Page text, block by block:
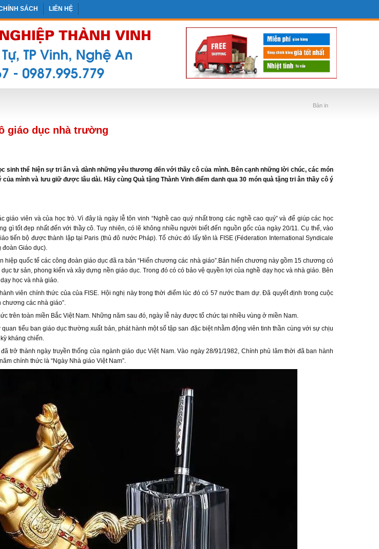
SÁCH LIÊN HỆ
Bản in
giáo dục nhà trường
sinh thể hiện sự tri ân và dành những yêu thương đến với thầy cô của mình. Bên cạnh những lời chúc, các món
mình và lưu giữ được lâu dài. Hãy cùng Quà tặng Thành Vinh điểm danh qua 30 món quà tặng tri ân thầy cô ý
giáo viên và của học trò. Vì đây là ngày lễ tôn vinh “Nghề cao quý nhất trong các nghề cao quý” và để giúp các học
gì tốt đẹp nhất đến với thầy cô. Tuy nhiên, có lẽ không nhiều người biết đến nguồn gốc của ngày 20/11. Cụ thể, vào
tiến bộ được thành lập tại Paris (thủ đô nước Pháp). Tổ chức đó lấy tên là FISE (Féderation International Syndicale
đoàn Giáo dục).
hiệp quốc tế các công đoàn giáo dục đã ra bản “Hiến chương các nhà giáo”.Bản hiến chương này gồm 15 chương có
tư sản, phong kiến và xây dựng nền giáo dục. Trong đó có có bảo vệ quyền lợi của nghề dạy học và nhà giáo. Bên
học và nhà giáo.
viên chính thức của của FISE. Hội nghị này trong thời điểm lúc đó có 57 nước tham dự. Đã quyết định trong cuộc
chương các nhà giáo”.
trên toàn miền Bắc Việt Nam. Những năm sau đó, ngày lễ này được tổ chức tại nhiều vùng ở miền Nam.
tiểu ban giáo dục thường xuất bản, phát hành một số tập san đặc biệt nhằm động viên tinh thần cùng với sự chịu
kháng chiến.
trở thành ngày truyền thống của ngành giáo dục Việt Nam. Vào ngày 28/91/1982, Chính phủ lâm thời đã ban hành
chính thức là “Ngày Nhà giáo Việt Nam”.